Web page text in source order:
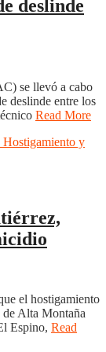
deslinde
se llevó a cabo
deslinde entre los
Read More
el hostigamiento
Alta Montaña
Espino, Read